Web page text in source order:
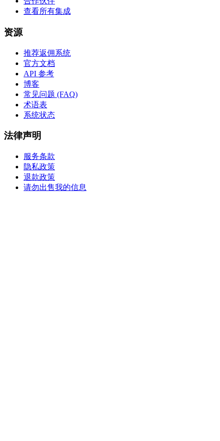
查看所有集成
资源
推荐返佣系统
官方文档
API 参考
博客
常见问题 (FAQ)
术语表
系统状态
法律声明
服务条款
隐私政策
退款政策
请勿出售我的信息